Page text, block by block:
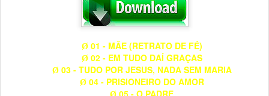
Ø 01 - MÃE (RETRATO DE FÉ)
Ø 02 - EM TUDO DAÍ GRAÇAS
Ø 03 - TUDO POR JESUS, NADA SEM MARIA
Ø 04 - PRISIONEIRO DO AMOR